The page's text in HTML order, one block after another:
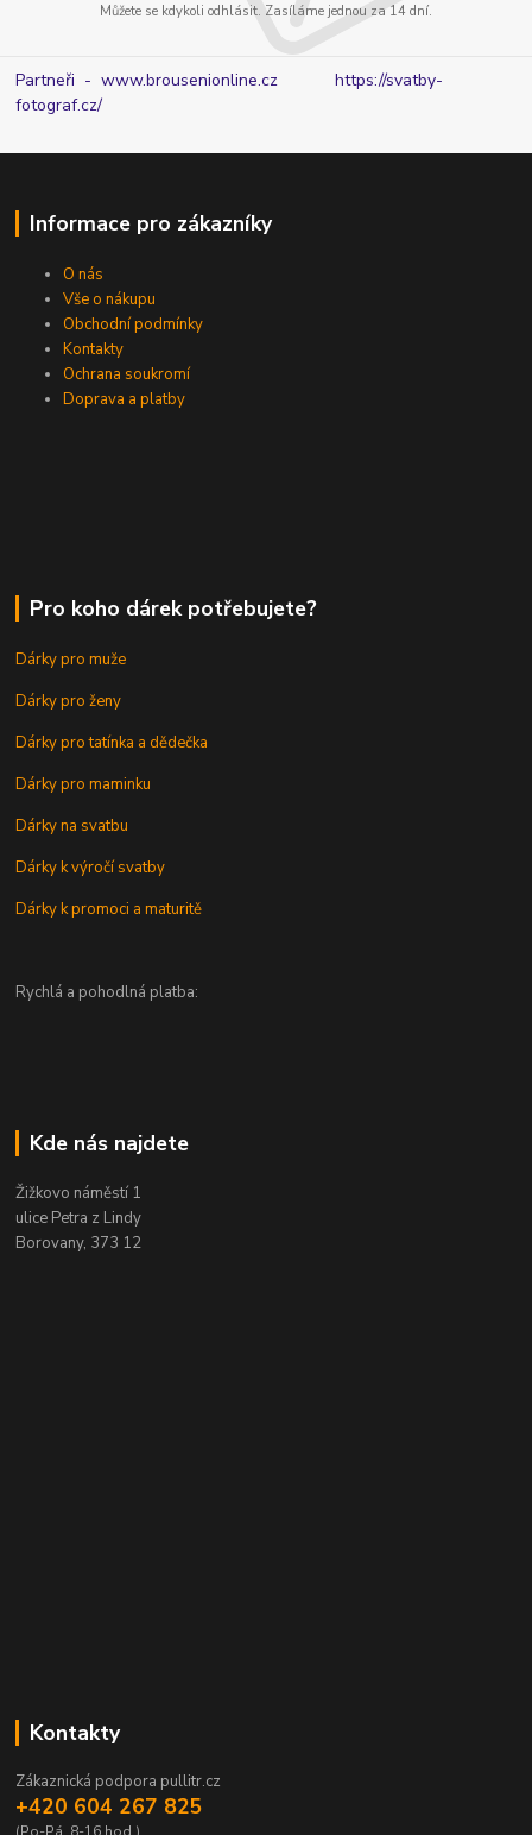
Můžete se kdykoli odhlásit. Zasíláme jednou za 14 dní.
Partneři - www.brousenionline.czhttps://svatby-
fotograf.cz/
Informace pro zákazníky
O nás
Vše o nákupu
Obchodní podmínky
Kontakty
Ochrana soukromí
Doprava a platby
Pro koho dárek potřebujete?
Dárky pro muže
Dárky pro ženy
Dárky pro tatínka a dědečka
Dárky pro maminku
Dárky na svatbu
Dárky k výročí svatby
Dárky k promoci a maturitě
Rychlá a pohodlná platba:
Kde nás najdete
Žižkovo náměstí 1
ulice Petra z Lindy
Borovany, 373 12
Kontakty
Zákaznická podpora pullitr.cz
+420 604 267 825